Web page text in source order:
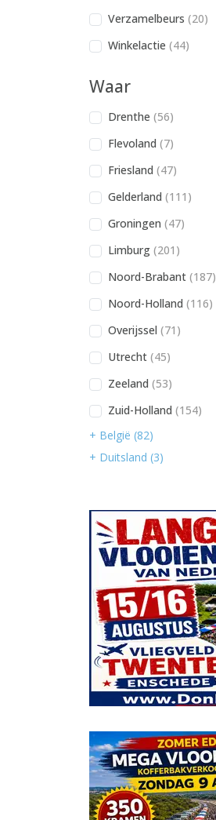
Verzamelbeurs (20)
Winkelactie (44)
Waar
Drenthe (56)
Flevoland (7)
Friesland (47)
Gelderland (111)
Groningen (47)
Limburg (201)
Noord-Brabant (187)
Noord-Holland (116)
Overijssel (71)
Utrecht (45)
Zeeland (53)
Zuid-Holland (154)
+ België (82)
+ Duitsland (3)